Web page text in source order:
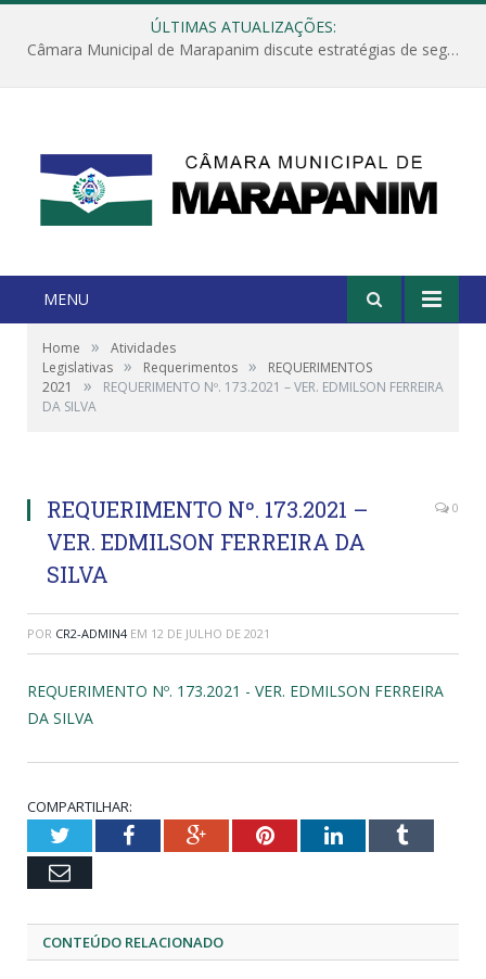
ÚLTIMAS ATUALIZAÇÕES:
Câmara Municipal de Marapanim discute estratégias de segurança com autoridades e poder executivo
MENU
Home »
Atividades
Legislativas » Requerimentos »
REQUERIMENTOS
2021
»
REQUERIMENTO Nº. 173.2021 – VER. EDMILSON FERREIRA
DA SILVA
REQUERIMENTO Nº. 173.2021 –
VER. EDMILSON FERREIRA DA
SILVA
0
POR CR2-ADMIN4 EM 12 DE JULHO DE 2021
REQUERIMENTO Nº. 173.2021 - VER. EDMILSON FERREIRA
DA SILVA
COMPARTILHAR:
TwitterFacebookGoogle+PinterestLinkedInTumblr
Email
CONTEÚDO RELACIONADO